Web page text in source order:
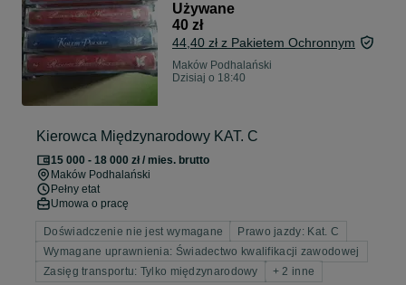
Używane
40 zł
44,40 zł z Pakietem Ochronnym
Maków Podhalański
Dzisiaj o 18:40
Kierowca Międzynarodowy KAT. C
15 000 - 18 000 zł / mies. brutto
Maków Podhalański
Pełny etat
Umowa o pracę
Doświadczenie nie jest wymagane
Prawo jazdy: Kat. C
Wymagane uprawnienia: Świadectwo kwalifikacji zawodowej
Zasięg transportu: Tylko międzynarodowy
+ 2 inne